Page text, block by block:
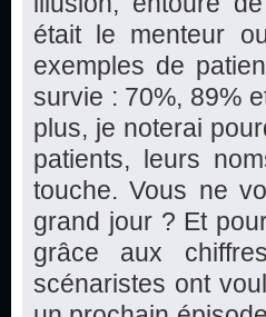
était le menteur
exemples de
survie : 70%, 89%
plus, je noterai
patients, leurs
touche. Vous ne
grand jour ? Et
grâce aux
scénaristes ont